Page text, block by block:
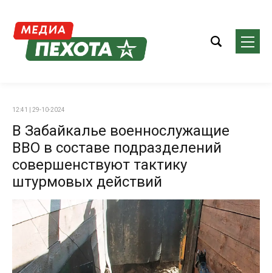
12:41 | 29-10-2024
В Забайкалье военнослужащие
ВВО в составе подразделений
совершенствуют тактику
штурмовых действий